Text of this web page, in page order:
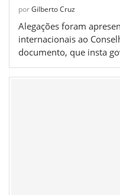
porGilberto Cruz
Alegações foram
internacionais ao
documento, que insta